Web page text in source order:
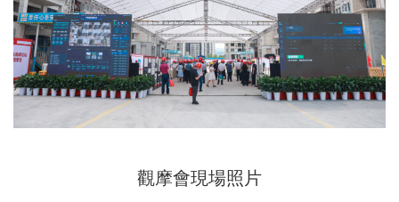
觀摩會現場照片